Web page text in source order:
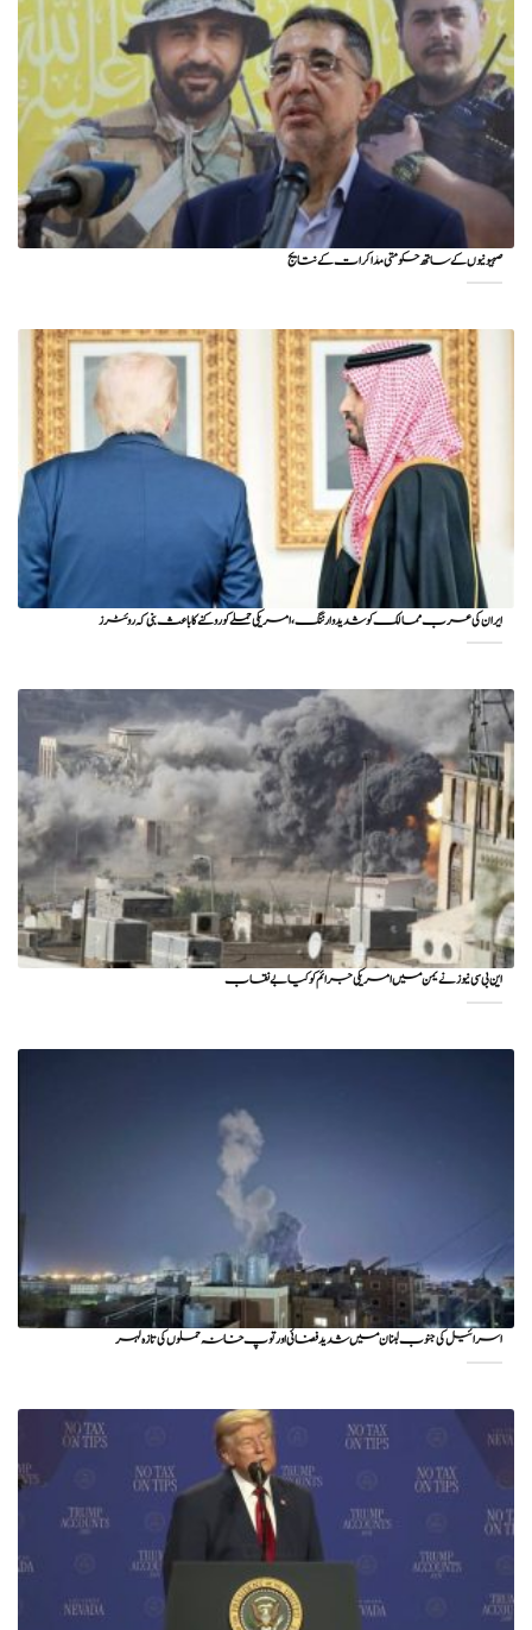
صہیونیوں کے ساتھ حکومتی مذاکرات کے نتایج
ایران کی عرب ممالک کو شدید وارننگ، امریکی حملے کو روکنے کا باعث بنی کہ روئٹرز
این بی سی نیوز نے یمن میں امریکی جرائم کو کیا بے نقاب
اسرائیل کی جنوب لبنان میں شدید فضائی اور توپ خانہ حملوں کی تازہ لہر